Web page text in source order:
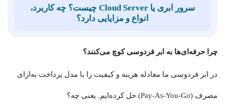
سرور ابری یا Cloud Server چیست؟ چه کاربرد،
انواع و مزایایی دارد؟
چرا حرفه‌ای‌ها به ابر فردوسی کوچ می‌کنند؟
در ابر فردوسی ما معادله هزینه و کیفیت را با مدل پرداخت به‌ازای
مصرف (Pay-As-You-Go) حل کرده‌ایم. یعنی چه؟